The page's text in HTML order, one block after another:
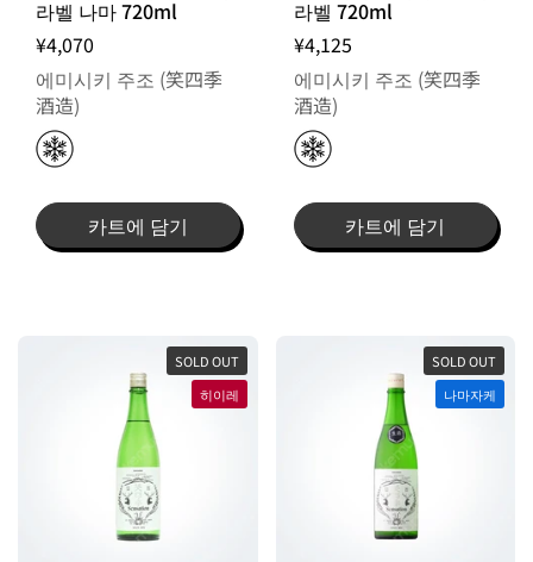
라벨 나마 720ml
¥4,070
에미시키 주조 (笑四季
酒造)
카트에 담기
라벨 720ml
¥4,125
에미시키 주조 (笑四季
酒造)
카트에 담기
SOLD OUT
히이레
SOLD OUT
나마자케